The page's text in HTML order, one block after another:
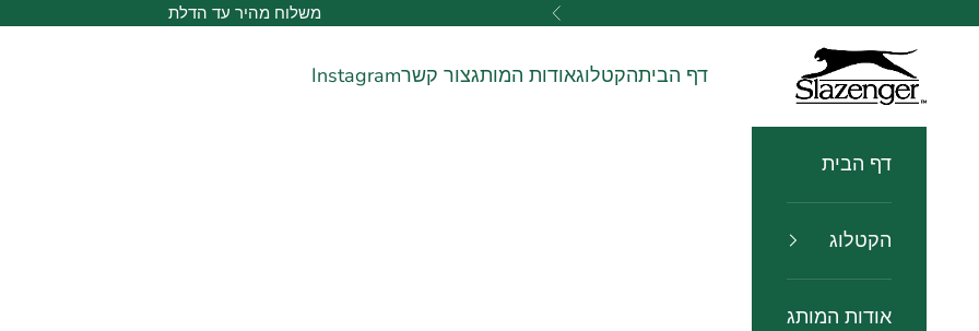
הקודם משלוח מהיר עד הדלת
slazenger watches שעוני שלזינגר
דף הביתהקטלוגאודות המותגצור קשרInstagram
דף הבית
הקטלוג
אודות המותג